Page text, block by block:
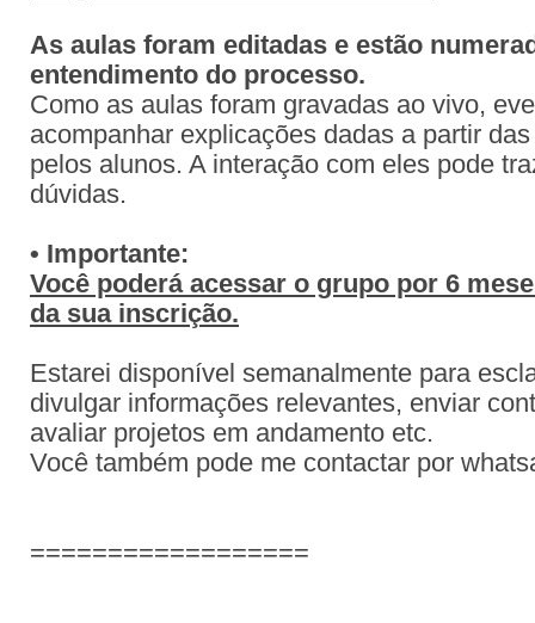
As aulas foram editadas e estão
entendimento do processo.
Como as aulas foram gravadas ao vivo,
acompanhar explicações dadas a partir
pelos alunos. A interação com eles pode
dúvidas.
• Importante:
Você poderá acessar o grupo por 6
da sua inscrição.
Estarei disponível semanalmente para
divulgar informações relevantes, enviar
avaliar projetos em andamento etc.
Você também pode me contactar por
==================